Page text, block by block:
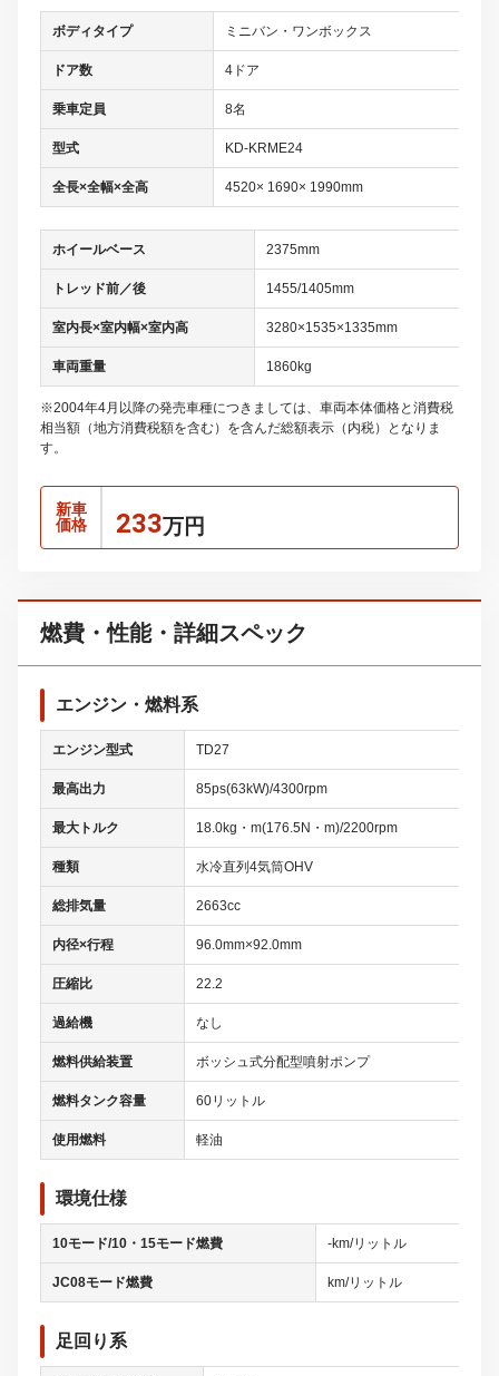
ボディタイプ ミニバン・ワンボックス
ドア数 4ドア
乗車定員 8名
型式 KD-KRME24
全長×全幅×全高 4520× 1690× 1990mm
ホイールベース 2375mm
トレッド前／後 1455/1405mm
室内長×室内幅×室内高 3280×1535×1335mm
車両重量 1860kg
※2004年4月以降の発売車種につきましては、車両本体価格と消費税
相当額（地方消費税額を含む）を含んだ総額表示（内税）となりま
す。
新車
価格
233万円
燃費・性能・詳細スペック
エンジン・燃料系
エンジン型式 TD27
最高出力 85ps(63kW)/4300rpm
最大トルク 18.0kg・m(176.5N・m)/2200rpm
種類 水冷直列4気筒OHV
総排気量 2663cc
内径×行程 96.0mm×92.0mm
圧縮比 22.2
過給機 なし
燃料供給装置 ボッシュ式分配型噴射ポンプ
燃料タンク容量 60リットル
使用燃料 軽油
環境仕様
10モード/10・15モード燃費 -km/リットル
JC08モード燃費 km/リットル
足回り系